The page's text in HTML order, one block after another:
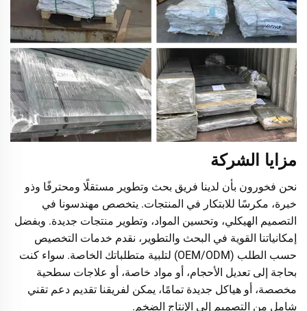
مزايا الشركة
نحن فخورون بأن لدينا فريق بحث وتطوير مستقلًا ومحترفًا وذو
خبرة، مكرسًا للابتكار في المنتجات. يتخصص مهندسونا في
التصميم الهيكلي، وتحسين المواد، وتطوير منتجات جديدة. وبفضل
إمكانياتنا القوية في البحث والتطوير، نقدم خدمات التخصيص
حسب الطلب (OEM/ODM) لتلبية متطلباتك الخاصة. سواء كنت
بحاجة إلى تعديل الأحجام، أو مواد خاصة، أو علاجات سطحية
مخصصة، أو هياكل جديدة تمامًا، يمكن لفريقنا تقديم دعم تقني
شامل من التصميم إلى الإنتاج الضخم.